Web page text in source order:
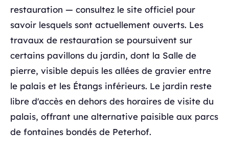
restauration — consultez le site officiel pour
savoir lesquels sont actuellement ouverts. Les
travaux de restauration se poursuivent sur
certains pavillons du jardin, dont la Salle de
pierre, visible depuis les allées de gravier entre
le palais et les Étangs inférieurs. Le jardin reste
libre d'accès en dehors des horaires de visite du
palais, offrant une alternative paisible aux parcs
de fontaines bondés de Peterhof.